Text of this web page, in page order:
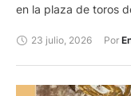
en la plaza de toros
belleza, recordó por
23 julio, 2026 Por